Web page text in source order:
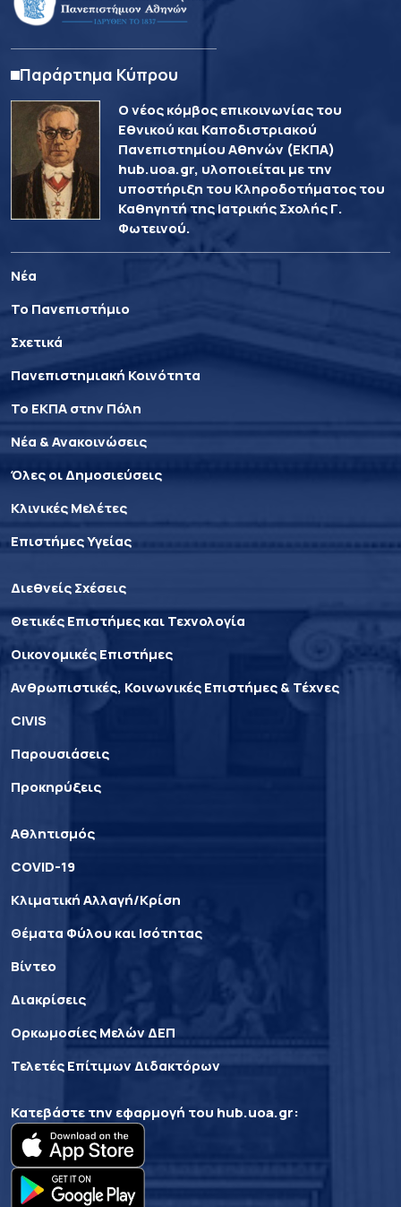
Παράρτημα Κύπρου
Ο νέος κόμβος επικοινωνίας του
Εθνικού και Καποδιστριακού
Πανεπιστημίου Αθηνών (ΕΚΠΑ)
hub.uoa.gr, υλοποιείται με την
υποστήριξη του Κληροδοτήματος του
Καθηγητή της Ιατρικής Σχολής Γ.
Φωτεινού.
Νέα
Το Πανεπιστήμιο
Σχετικά
Πανεπιστημιακή Κοινότητα
Το ΕΚΠΑ στην Πόλη
Νέα & Ανακοινώσεις
Όλες οι Δημοσιεύσεις
Κλινικές Μελέτες
Επιστήμες Υγείας
Διεθνείς Σχέσεις
Θετικές Επιστήμες και Τεχνολογία
Οικονομικές Επιστήμες
Ανθρωπιστικές, Κοινωνικές Επιστήμες & Τέχνες
CIVIS
Παρουσιάσεις
Προκηρύξεις
Αθλητισμός
COVID-19
Κλιματική Αλλαγή/Κρίση
Θέματα Φύλου και Ισότητας
Βίντεο
Διακρίσεις
Ορκωμοσίες Μελών ΔΕΠ
Τελετές Επίτιμων Διδακτόρων
Κατεβάστε την εφαρμογή του hub.uoa.gr: